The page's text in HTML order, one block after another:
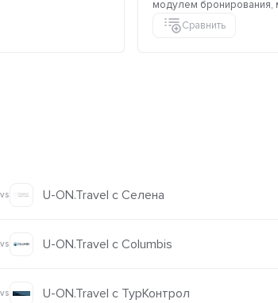
модулем бронирования,
Сравнить
vs U-ON.Travel с Селена
vs U-ON.Travel с Columbis
vs U-ON.Travel с ТурКонтрол